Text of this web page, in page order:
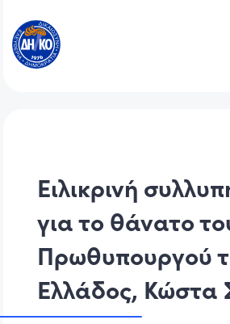
Ειλικρινή
για το θάνατο
Πρωθυπουργού
Ελλάδος, Κώστα